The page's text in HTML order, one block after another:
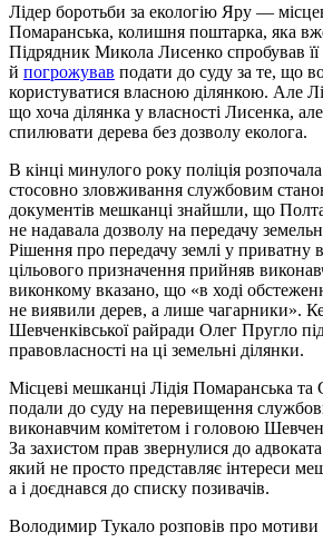
Лідер боротьби за екологію Яру —
Помаранська, колишня поштарка, яка
Підрядник Микола Лисенко спробував її
й погрожував подати до суду за те, що
користуватися власною ділянкою. Але
що хоча ділянка у власності Лисенка,
спилювати дерева без дозволу еколога.
В кінці минулого року поліція
стосовно зловживання службовим
документів мешканці знайшли, що
не надавала дозволу на передачу
Рішення про передачу землі у приватну
цільового призначення прийняв
виконкому вказано, що «в ході
не виявили дерев, а лише чагарники».
Шевченківської райради Олег Пругло
правовласності на ці земельні ділянки.
Місцеві мешканці Лідія Помаранська
подали до суду на перевищення
виконавчим комітетом і головою
За захистом прав звернулися до
який не просто представляє інтереси
а і доєднався до списку позивачів.
Володимир Тукало розповів про мотиви